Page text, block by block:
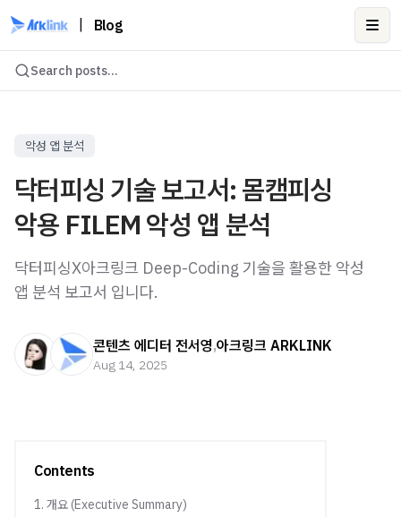
Blog
Search posts...
악성 앱 분석
닥터피싱 기술 보고서: 몸캠피싱
악용 FILEM 악성 앱 분석
닥터피싱X아크링크 Deep-Coding 기술을 활용한 악성
앱 분석 보고서 입니다.
콘텐츠 에디터 전서영,아크링크 ARKLINK
Aug 14, 2025
Contents
1. 개요 (Executive Summary)